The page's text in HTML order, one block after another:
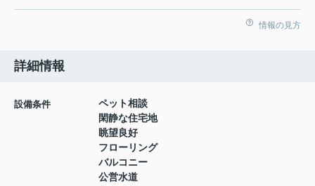
情報の見方
詳細情報
設備条件
ペット相談
閑静な住宅地
眺望良好
フローリング
バルコニー
公営水道